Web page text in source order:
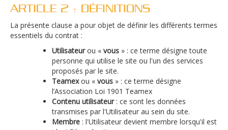
ARTICLE 2 : DÉFINITIONS
La présente clause a pour objet de définir les différents termes
essentiels du contrat :
Utilisateurou « vous » : ce terme désigne toute
personne qui utilise le site ou l'un des services
proposés par le site.
Teamexou « vous » : ce terme désigne
l’Association Loi 1901 Teamex
Contenu utilisateur: ce sont les données
transmises par l'Utilisateur au sein du site.
Membre : l'Utilisateur devient membre lorsqu'il est